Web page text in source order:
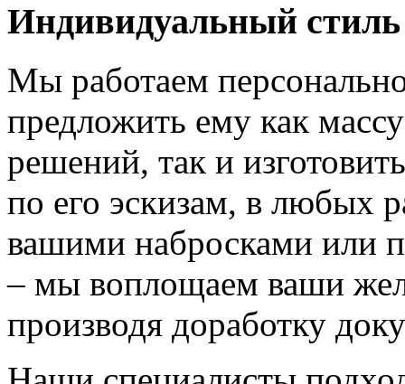
Индивидуальный стиль
Мы работаем
предложить ему как
решений, так и
по его эскизам, в любых
вашими набросками или
– мы воплощаем ваши
производя доработку